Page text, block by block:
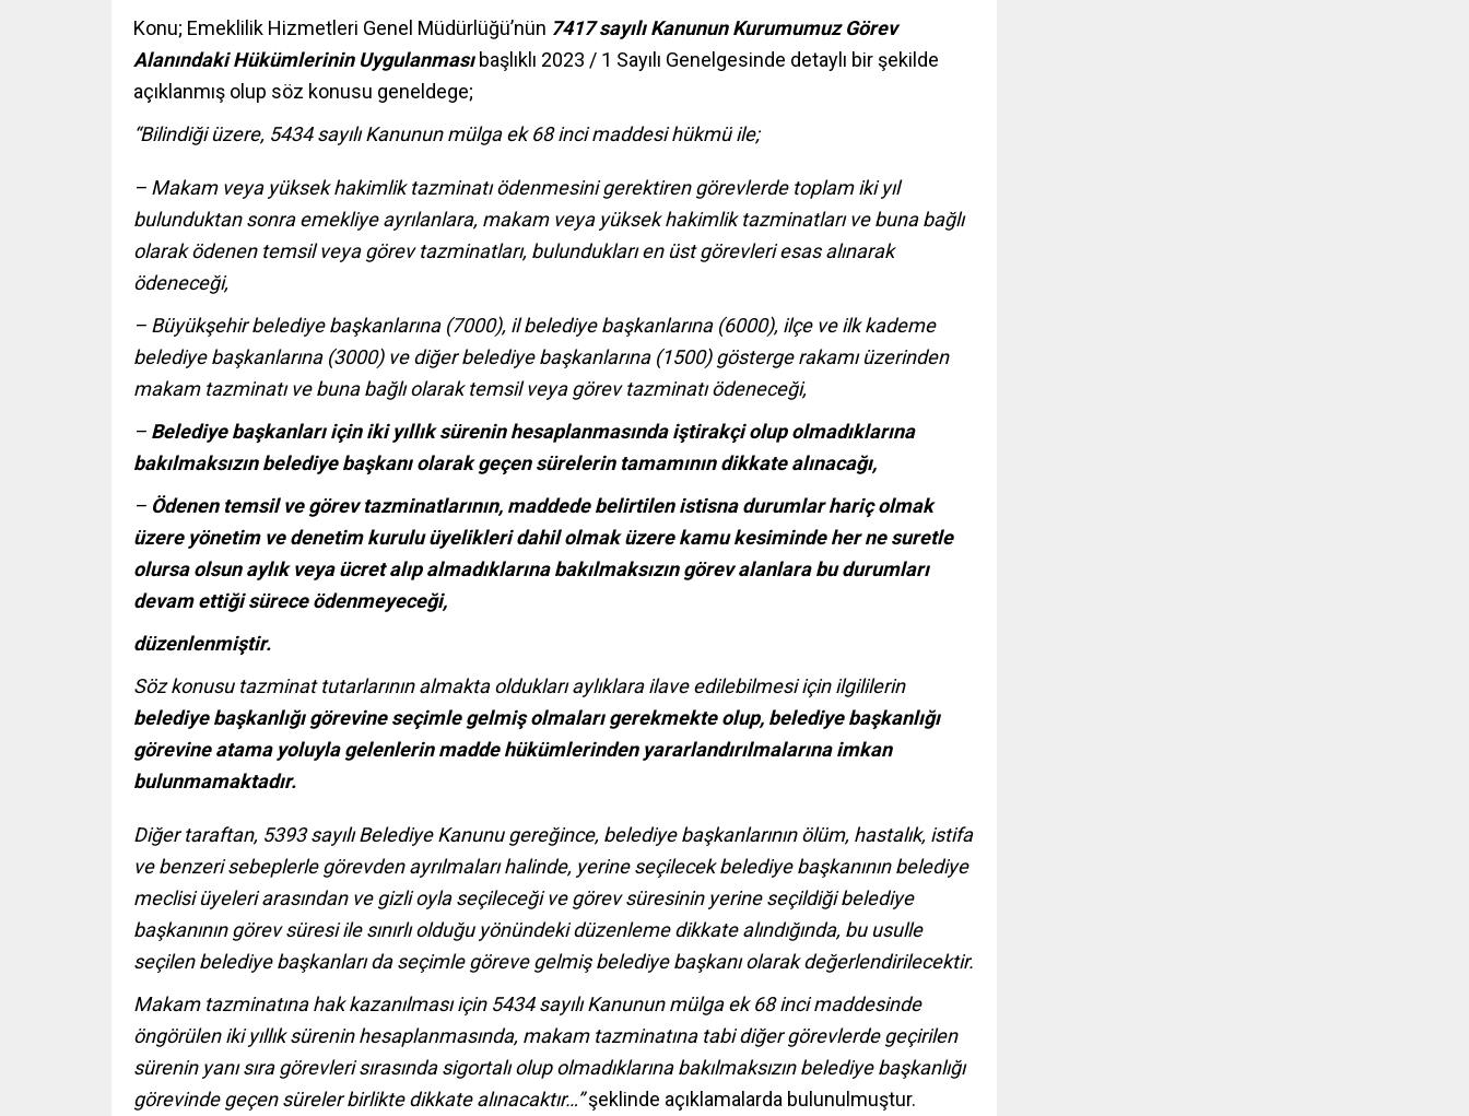
Konu; Emeklilik Hizmetleri Genel Müdürlüğü’nün 7417 sayılı Kanunun Kurumumuz Görev
Alanındaki Hükümlerinin Uygulanmasıbaşlıklı 2023 / 1 Sayılı Genelgesinde detaylı bir şekilde
açıklanmış olup söz konusu geneldege;
“Bilindiği üzere, 5434 sayılı Kanunun mülga ek 68 inci maddesi hükmü ile;
– Makam veya yüksek hakimlik tazminatı ödenmesini gerektiren görevlerde toplam iki yıl
bulunduktan sonra emekliye ayrılanlara, makam veya yüksek hakimlik tazminatları ve buna bağlı
olarak ödenen temsil veya görev tazminatları, bulundukları en üst görevleri esas alınarak
ödeneceği,
– Büyükşehir belediye başkanlarına (7000), il belediye başkanlarına (6000), ilçe ve ilk kademe
belediye başkanlarına (3000) ve diğer belediye başkanlarına (1500) gösterge rakamı üzerinden
makam tazminatı ve buna bağlı olarak temsil veya görev tazminatı ödeneceği,
– Belediye başkanları için iki yıllık sürenin hesaplanmasında iştirakçi olup olmadıklarına
bakılmaksızın belediye başkanı olarak geçen sürelerin tamamının dikkate alınacağı,
– Ödenen temsil ve görev tazminatlarının, maddede belirtilen istisna durumlar hariç olmak
üzere yönetim ve denetim kurulu üyelikleri dahil olmak üzere kamu kesiminde her ne suretle
olursa olsun aylık veya ücret alıp almadıklarına bakılmaksızın görev alanlara bu durumları
devam ettiği sürece ödenmeyeceği,
düzenlenmiştir.
Söz konusu tazminat tutarlarının almakta oldukları aylıklara ilave edilebilmesi için ilgililerin
belediye başkanlığı görevine seçimle gelmiş olmaları gerekmekte olup, belediye başkanlığı
görevine atama yoluyla gelenlerin madde hükümlerinden yararlandırılmalarına imkan
bulunmamaktadır.
Diğer taraftan, 5393 sayılı Belediye Kanunu gereğince, belediye başkanlarının ölüm, hastalık, istifa
ve benzeri sebeplerle görevden ayrılmaları halinde, yerine seçilecek belediye başkanının belediye
meclisi üyeleri arasından ve gizli oyla seçileceği ve görev süresinin yerine seçildiği belediye
başkanının görev süresi ile sınırlı olduğu yönündeki düzenleme dikkate alındığında, bu usulle
seçilen belediye başkanları da seçimle göreve gelmiş belediye başkanı olarak değerlendirilecektir.
Makam tazminatına hak kazanılması için 5434 sayılı Kanunun mülga ek 68 inci maddesinde
öngörülen iki yıllık sürenin hesaplanmasında, makam tazminatına tabi diğer görevlerde geçirilen
sürenin yanı sıra görevleri sırasında sigortalı olup olmadıklarına bakılmaksızın belediye başkanlığı
görevinde geçen süreler birlikte dikkate alınacaktır…”şeklinde açıklamalarda bulunulmuştur.